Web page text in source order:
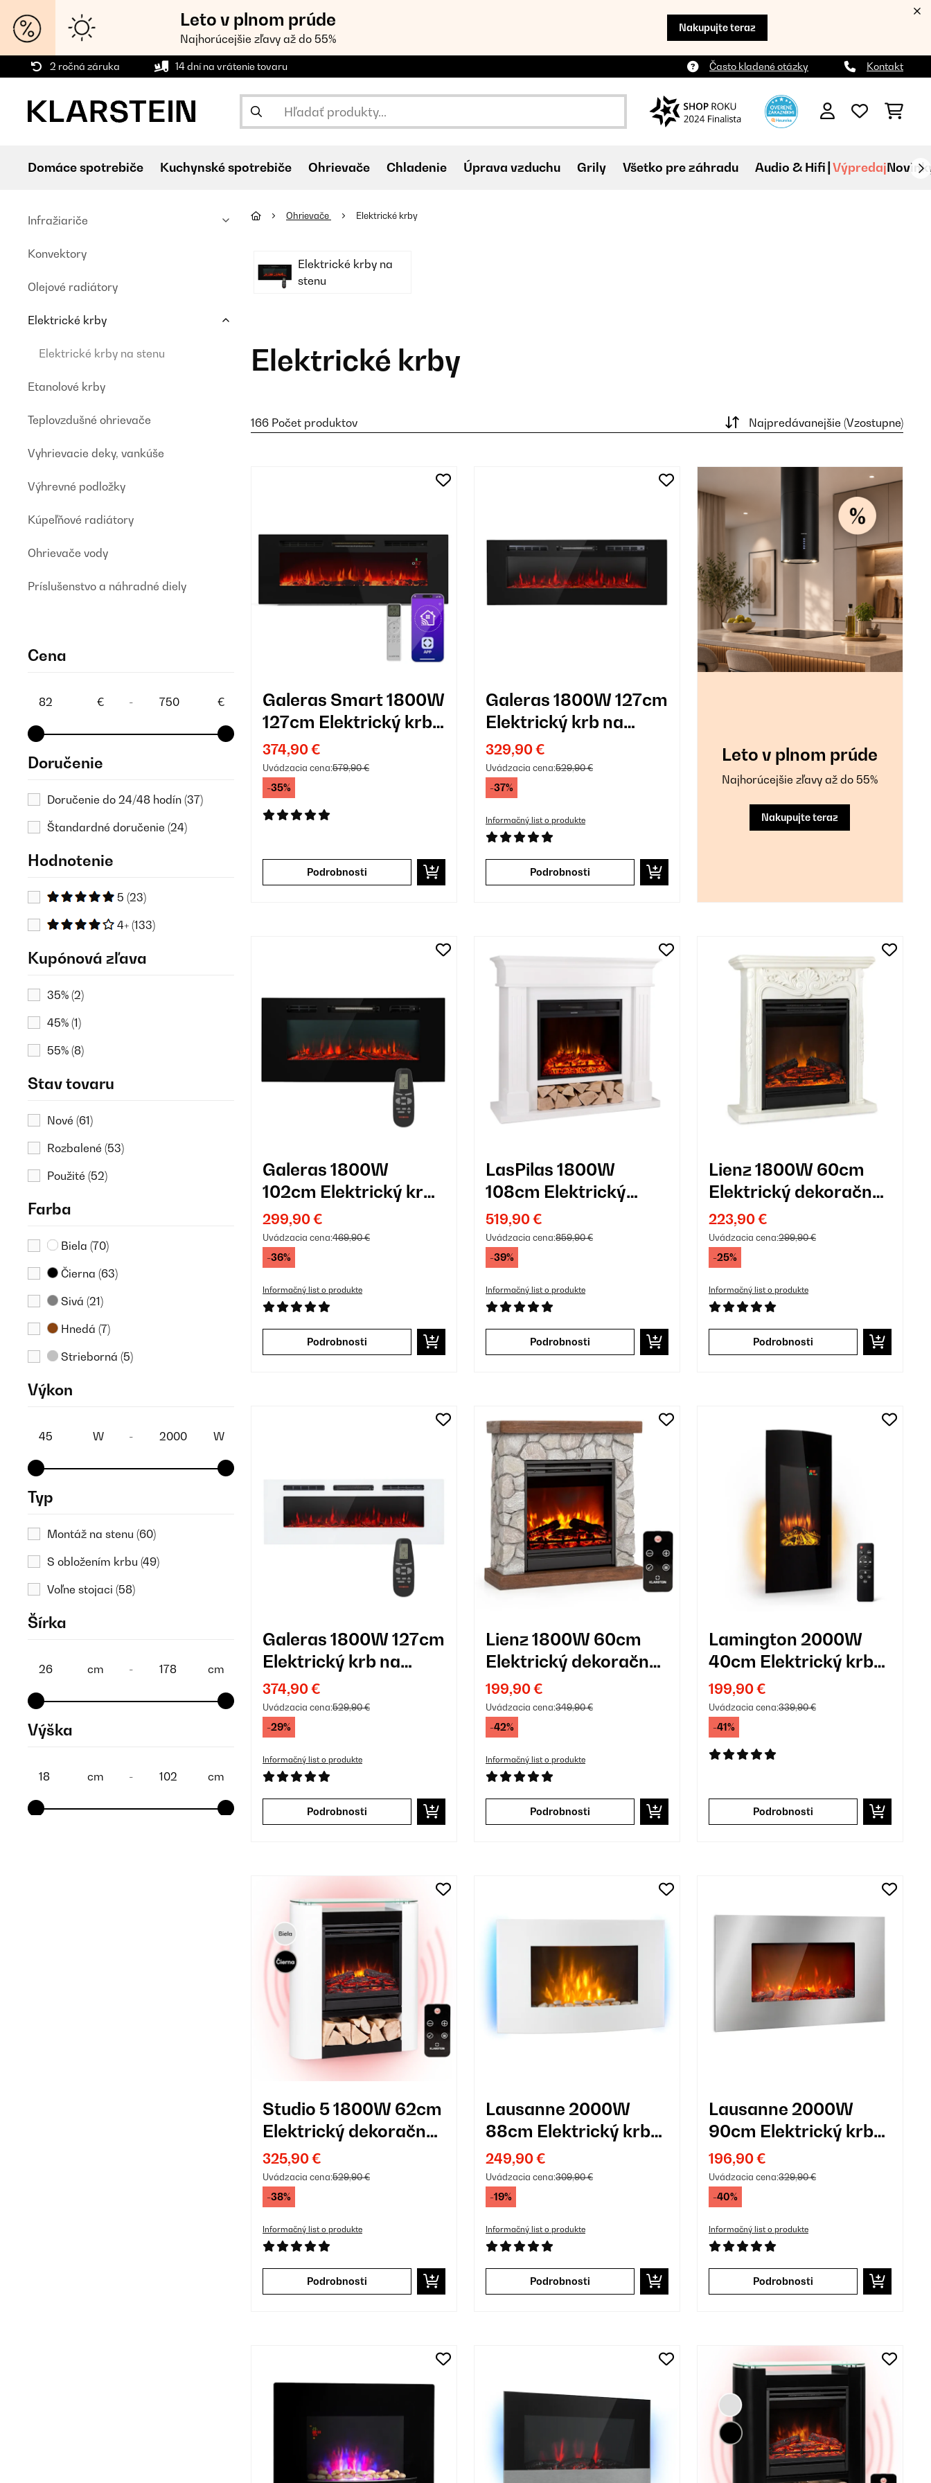
Leto v plnom prúde
Najhorúcejšie zľavy až do 55%
Nakupujte teraz
2 ročná záruka 14 dní na vrátenie tovaru Často kladené otázky Kontakt
Domáce spotrebiče Kuchynské spotrebiče Ohrievače Chladenie Úprava vzduchu Grily Všetko pre záhradu Audio & Hifi Výpredaj
Infražiariče
Konvektory
Olejové radiátory
Elektrické krby
Elektrické krby na stenu
Etanolové krby
Teplovzdušné ohrievače
Vyhrievacie deky, vankúše
Výhrevné podložky
Kúpeľňové radiátory
Ohrievače vody
Príslušenstvo a náhradné diely
Cena
€ - €
Doručenie
Doručenie do 24/48 hodín (37)
Štandardné doručenie (24)
Hodnotenie
5 (23)
4+ (133)
Kupónová zľava
35% (2)
45% (1)
55% (8)
Stav tovaru
Nové (61)
Rozbalené (53)
Použité (52)
Farba
Biela (70)
Čierna (63)
Sivá (21)
Hnedá (7)
Strieborná (5)
Výkon
W - W
Typ
Montáž na stenu (60)
S obložením krbu (49)
Voľne stojaci (58)
Šírka
cm - cm
Výška
cm - cm
Ohrievače Elektrické krby
Elektrické krby na
stenu
Elektrické krby
166 Počet produktov Najpredávanejšie (Vzostupne)
Galeras Smart 1800W
127cm Elektrický krb
na stenu Čierna
374,90 €
Uvádzacia cena:579,90 €
-35%
Podrobnosti
Galeras 1800W 127cm
Elektrický krb na
stenu Čierna
329,90 €
Uvádzacia cena:529,90 €
-37%
Informačný list o produkte
Podrobnosti
Leto v plnom prúde
Najhorúcejšie zľavy až do 55%
Nakupujte teraz
Galeras 1800W
102cm Elektrický krb
na stenu Čierna
299,90 €
Uvádzacia cena:469,90 €
-36%
Informačný list o produkte
Podrobnosti
LasPilas 1800W
108cm Elektrický
dekoračný krb Biela
519,90 €
Uvádzacia cena:859,90 €
-39%
Informačný list o produkte
Podrobnosti
Lienz 1800W 60cm
Elektrický dekoračný
krb Biela
223,90 €
Uvádzacia cena:299,90 €
-25%
Informačný list o produkte
Podrobnosti
Galeras 1800W 127cm
Elektrický krb na
stenu Biela
374,90 €
Uvádzacia cena:529,90 €
-29%
Informačný list o produkte
Podrobnosti
Lienz 1800W 60cm
Elektrický dekoračný
krb Svetlosivá
199,90 €
Uvádzacia cena:349,90 €
-42%
Informačný list o produkte
Podrobnosti
Lamington 2000W
40cm Elektrický krb
na stenu Čierna
199,90 €
Uvádzacia cena:339,90 €
-41%
Podrobnosti
Studio 5 1800W 62cm
Elektrický dekoračný
krb s Úložným
Priestorom Biela
325,90 €
Uvádzacia cena:529,90 €
-38%
Informačný list o produkte
Podrobnosti
Lausanne 2000W
88cm Elektrický krb
na stenu Biela
249,90 €
Uvádzacia cena:309,90 €
-19%
Informačný list o produkte
Podrobnosti
Lausanne 2000W
90cm Elektrický krb
na stenu Strieborná
196,90 €
Uvádzacia cena:329,90 €
-40%
Informačný list o produkte
Podrobnosti